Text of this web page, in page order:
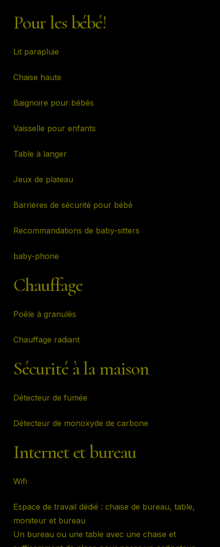
Pour les bébé!
Lit parapluie
Chaise haute
Baignoire pour bébés
Vaisselle pour enfants
Table à langer
Jeux de plateau
Barrières de sécurité pour bébé
Recommandations de baby-sitters
baby-phone
Chauffage
Poêle à granulés
Chauffage radiant
Sécurité à la maison
Détecteur de fumée
Détecteur de monoxyde de carbone
Internet et bureau
Wifi
Espace de travail dédié : chaise de bureau, table,
moniteur et bureau
Un bureau ou une table avec une chaise et